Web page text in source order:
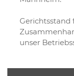
Gerichtsstand
unser